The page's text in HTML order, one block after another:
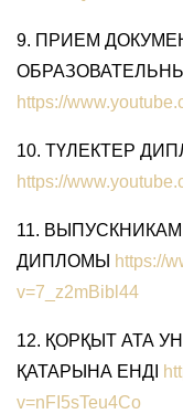
9. ПРИЕМ
https://
10. ТҮЛЕКТЕР
https://
11.
ДИПЛОМЫ https://
v=7_z2mBibl44
12. ҚОРҚЫТ АТА
ҚАТАРЫНА ЕНДІ
v=nFI5sTeu4Co